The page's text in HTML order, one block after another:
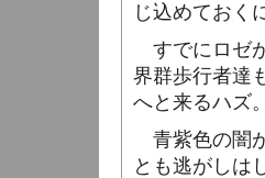
じ込めておく
すでにロゼ
界群歩行者達
へと来るハズ
青紫色の闇
とも逃がしは